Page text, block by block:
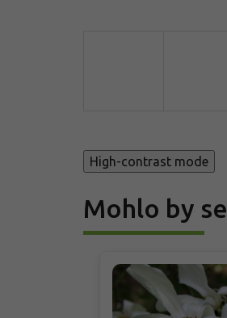
High-contrast mode
Mohlo by